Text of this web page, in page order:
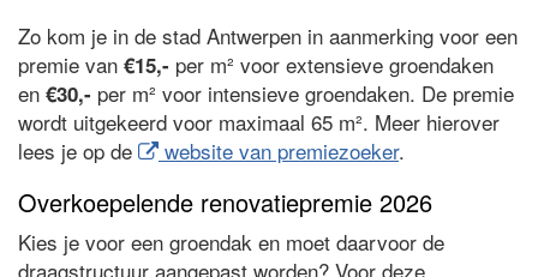
Zo kom je in de stad Antwerpen in aanmerking voor een
premie van €15,- per m² voor extensieve groendaken
en €30,- per m² voor intensieve groendaken. De premie
wordt uitgekeerd voor maximaal 65 m². Meer hierover
lees je op de
website van premiezoeker.
Overkoepelende renovatiepremie 2026
Kies je voor een groendak en moet daarvoor de
draagstructuur aangepast worden? Voor deze